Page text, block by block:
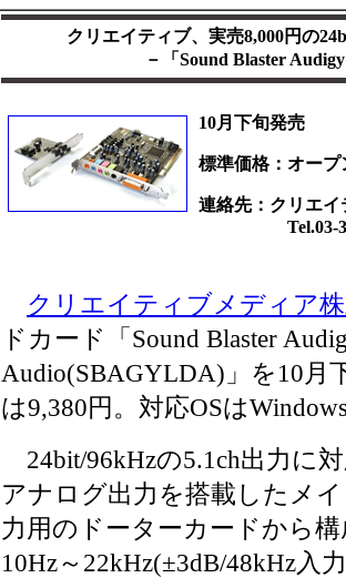
クリエイティブ、実売8,000円の
－「Sound Blaster
10月下旬発売
標準価格：オープ
連絡先：クリエ
Tel.03-
クリエイティブメディア
ドカード「Sound Blaster
Audio(SBAGYLDA)」を10月
は9,380円。対応OSは
24bit/96kHzの5.1ch出力に
アナログ出力を搭載したメ
力用のドーターカードから
10Hz～22kHz(±3dB/48kHz入